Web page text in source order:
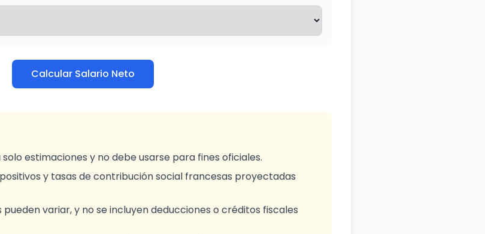
Calcular Salario Neto
estimaciones y no debe usarse para fines oficiales.
y tasas de contribución social francesas proyectadas
pueden variar, y no se incluyen deducciones o créditos fiscales